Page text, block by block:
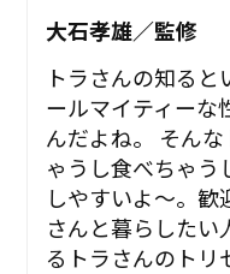
大石孝雄／監修
トラさんの知る
ールマイティーな
んだよね。 そん
ゃうし食べちゃう
しやすいよ～。歓
さんと暮らしたい
るトラさんのトリ